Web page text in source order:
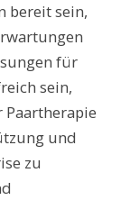
bereit sein,
für
sein,
und
zu